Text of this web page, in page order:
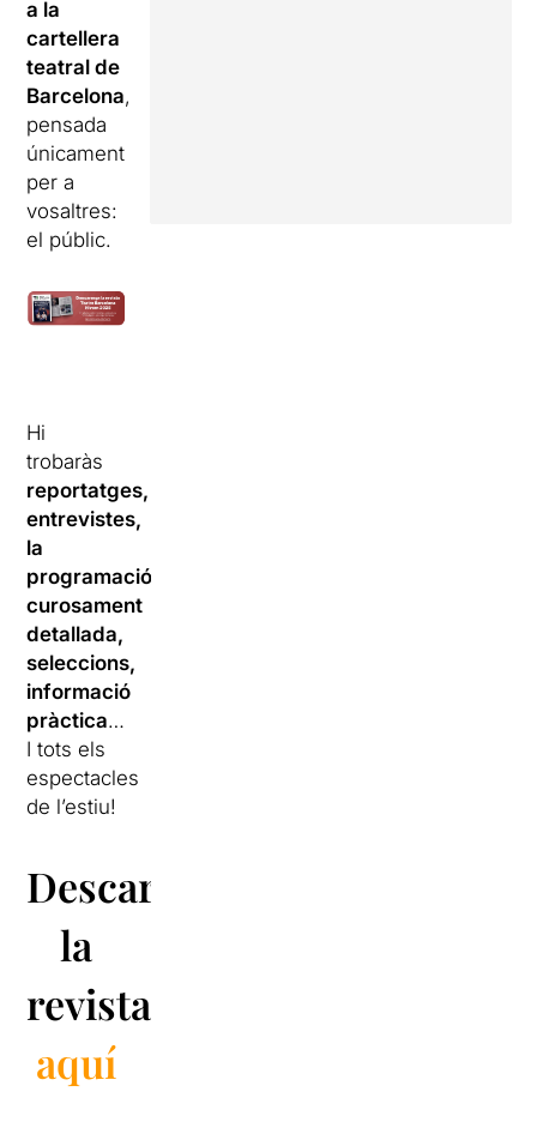
a la
cartellera
teatral de
Barcelona,
pensada
únicament
per a
vosaltres:
el públic.
Hi
trobaràs
reportatges,
entrevistes,
la
programació
curosament
detallada,
seleccions,
informació
pràctica…
I tots els
espectacles
de l’estiu!
Descarrega
la
revista
aquí